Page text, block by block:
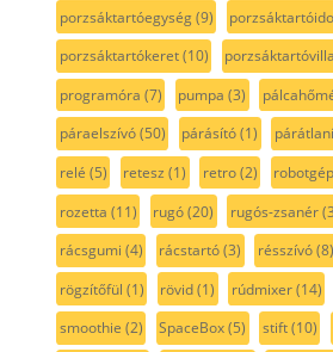
porzsáktartóegység(9)
porzsáktartókeret(10) porzsáktartóvilla
programóra (7) pumpa (3)
páraelszívó(50) párásító(1)
relé (5) retesz (1) retro(2) robotgép
rozetta (11) rugó(20) rugós-zsanér
rácsgumi (4) rácstartó(3) résszívó(8)
rögzítőfül (1) rövid(1) rúdmixer(14)
smoothie (2) SpaceBox(5) stift(10)